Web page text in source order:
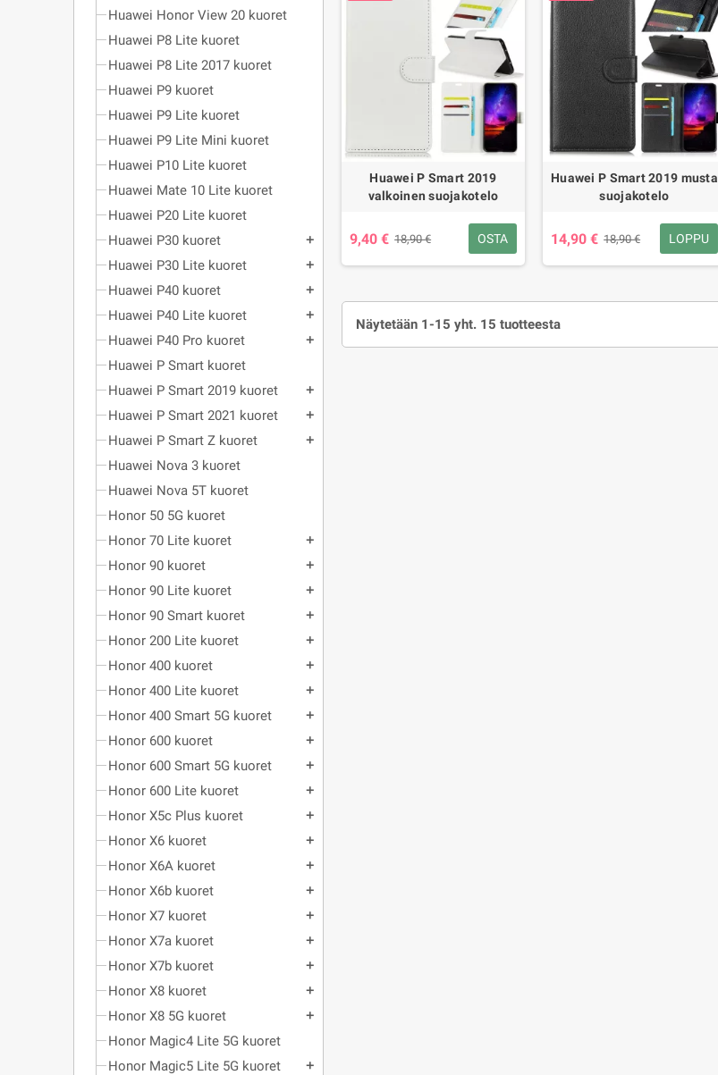
Huawei Honor View 20 kuoret
Huawei P8 Lite kuoret
Huawei P8 Lite 2017 kuoret
Huawei P9 kuoret
Huawei P9 Lite kuoret
Huawei P9 Lite Mini kuoret
Huawei P10 Lite kuoret
Huawei Mate 10 Lite kuoret
Huawei P20 Lite kuoret
Huawei P30 kuoret
add
Huawei P30 Lite kuoret add
Huawei P40 kuoret add
Huawei P40 Lite kuoret add
Huawei P40 Pro kuoret add
Huawei P Smart kuoret
Huawei P Smart 2019 kuoret
add
Huawei P Smart 2021 kuoret add
Huawei P Smart Z kuoret add
Huawei Nova 3 kuoret
Huawei Nova 5T kuoret
Honor 50 5G kuoret
Honor 70 Lite kuoret
add
Honor 90 kuoret add
Honor 90 Lite kuoret add
Honor 90 Smart kuoret add
Honor 200 Lite kuoret add
Honor 400 kuoret add
Honor 400 Lite kuoret add
Honor 400 Smart 5G kuoret add
Honor 600 kuoret add
Honor 600 Smart 5G kuoret add
Honor 600 Lite kuoret add
Honor X5c Plus kuoret add
Honor X6 kuoret add
Honor X6A kuoret add
Honor X6b kuoret add
Honor X7 kuoret add
Honor X7a kuoret add
Honor X7b kuoret add
Honor X8 kuoret add
Honor X8 5G kuoret add
Honor Magic4 Lite 5G kuoret
Honor Magic5 Lite 5G kuoret
add
Huawei P Smart 2019
valkoinen suojakotelo
9,40 € 18,90 € OSTA
Huawei P Smart 2019 musta
suojakotelo
14,90 € 18,90 € LOPPU
Näytetään 1-15 yht. 15 tuotteesta